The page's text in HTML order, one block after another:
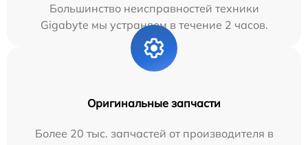
Большинство неисправностей техники
Gigabyte мы устраняем в течение 2 часов.
Оригинальные запчасти
Более 20 тыс. запчастей от производителя в